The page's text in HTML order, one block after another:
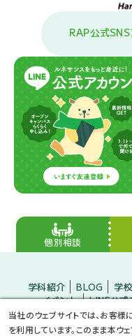
RAP公式
個別相談
学科紹介 BLOG 学
イベント
LINE公式
入学をお考え
小・中学生のみなさんへ
当社のウェブサイトでは、お客
を利用しています。このまま本ウ